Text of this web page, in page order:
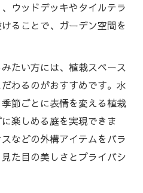
で注目したい最新トレン
求めるならエクステリア
しゃれな外構空間を演出
するエクステリアの選び
ウッドデッキやタイルテラ
ることで、ガーデン空間を
たい方には、植栽スペース
わるのがおすすめです。水
節ごとに表情を変える植栽
楽しめる庭を実現できま
などの外構アイテムをバラ
た目の美しさとプライバシ